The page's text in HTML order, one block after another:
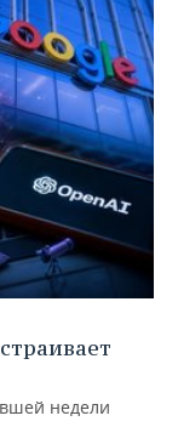
недели